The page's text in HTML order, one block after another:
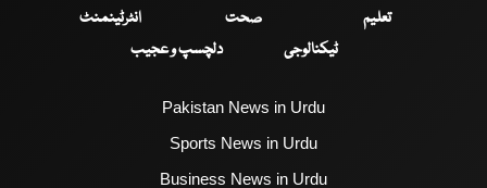
تعلیم
صحت
انٹرٹینمنٹ
ٹیکنالوجی
دلچسپ و عجیب
Pakistan News in Urdu
Sports News in Urdu
Business News in Urdu